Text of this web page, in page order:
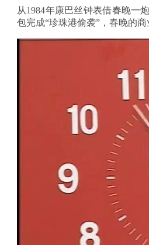
从1984年康巴丝钟表借春晚一
包完成“珍珠港偷袭”，春晚的商